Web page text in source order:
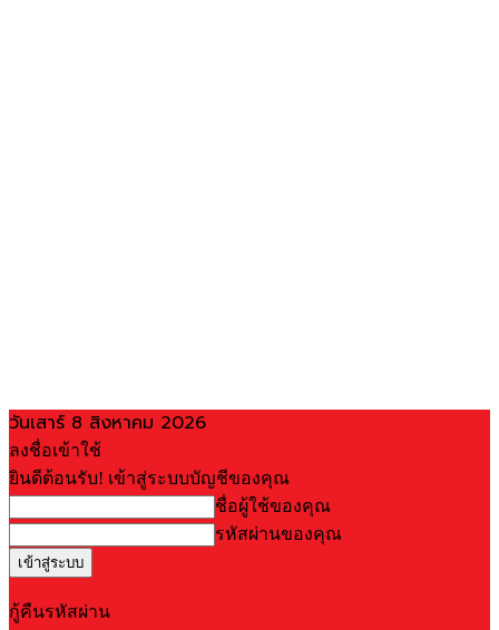
วันเสาร์ 8 สิงหาคม 2026
ลงชื่อเข้าใช้
ยินดีต้อนรับ! เข้าสู่ระบบบัญชีของคุณ
ชื่อผู้ใช้ของคุณ
รหัสผ่านของคุณ
กู้คืนรหัสผ่าน